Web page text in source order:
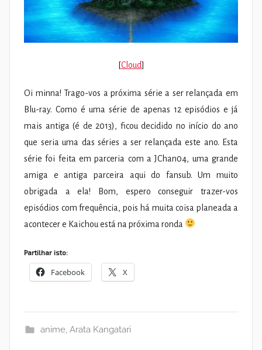
[Cloud]
Oi minna! Trago-vos a próxima série a ser relançada em
Blu-ray. Como é uma série de apenas 12 episódios e já
mais antiga (é de 2013), ficou decidido no início do ano
que seria uma das séries a ser relançada este ano. Esta
série foi feita em parceria com a JChan04, uma grande
amiga e antiga parceira aqui do fansub. Um muito
obrigada a ela! Bom, espero conseguir trazer-vos
episódios com frequência, pois há muita coisa planeada a
acontecer e Kaichou está na próxima ronda
Partilhar isto:
Facebook X
anime, Arata Kangatari